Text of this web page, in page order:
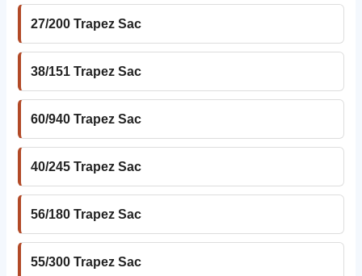
27/200 Trapez Sac
38/151 Trapez Sac
60/940 Trapez Sac
40/245 Trapez Sac
56/180 Trapez Sac
55/300 Trapez Sac